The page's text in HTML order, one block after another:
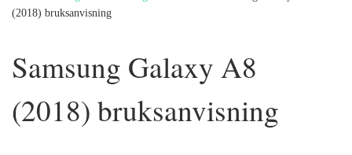
(2018) bruksanvisning
Samsung Galaxy A8
(2018) bruksanvisning